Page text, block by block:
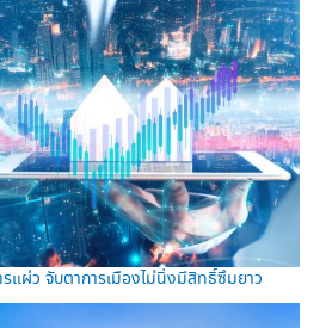
แผ่ว จับตาการเมืองไม่นิ่งมีสิทธิ์ซึมยาว